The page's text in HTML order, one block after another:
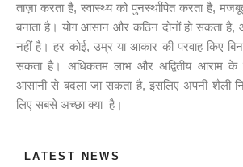
ताज़ा करता है, स्वास्थ्य को पुनर्स्थापित करता है,
बनाता है। योग आसान और कठिन दोनों हो सकता है,
नहीं है। हर कोई, उम्र या आकार की परवाह किए
सकता है। अधिकतम लाभ और अद्वितीय आराम
आसानी से बदला जा सकता है, इसलिए अपनी शैली
लिए सबसे अच्छा क्या है।
LATEST NEWS